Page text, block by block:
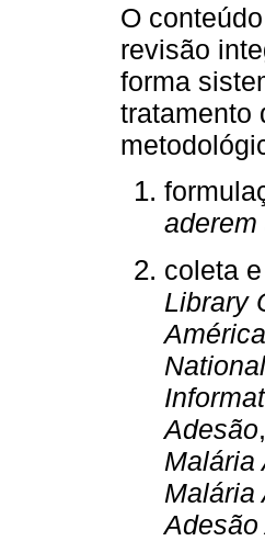
O
revisão
forma
tratamento
coleta
Library
Adesão,
Malária
Malária
Adesão